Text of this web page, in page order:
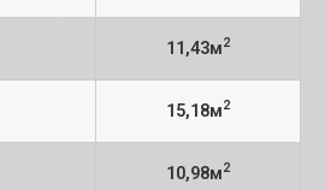
11,43м2
15,18м2
10,98м2